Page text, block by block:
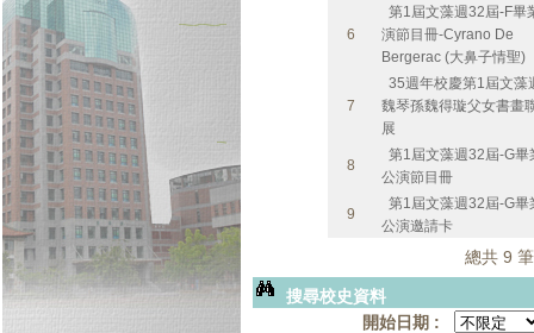
6
第1屆文藻週32屆-F畢
演節目冊-Cyrano De
Bergerac (大鼻子情聖)
7
35週年校慶第1屆文藻
魏琴孫魏得璇父女書畫
展
8
第1屆文藻週32屆-G畢
公演節目冊
9
第1屆文藻週32屆-G畢
公演邀請卡
總共 9
搜尋校史資料
開始日期 :